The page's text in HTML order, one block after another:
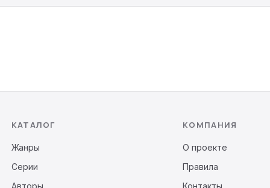
КАТАЛОГ
Жанры
Серии
Авторы
КОМПАНИЯ
О проекте
Правила
Контакты